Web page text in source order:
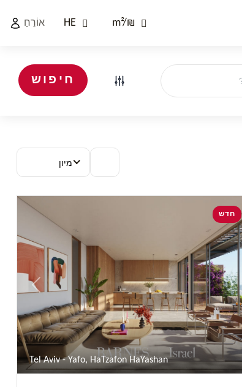
אוֹרֵחַ HE m²/₪
חיפוש
מיון
Previous
חדש
Tel Aviv - Yafo, HaTzafon HaYashan